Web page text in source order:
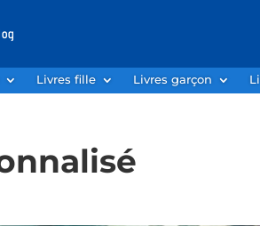
Livres fille Livres garçon